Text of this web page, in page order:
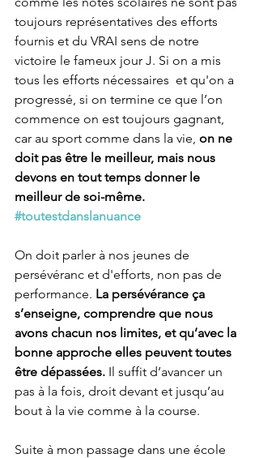
toujours représentatives des efforts
fournis et du VRAI sens de notre
victoire le fameux jour J. Si on a mis
tous les efforts nécessaires  et qu'on a
progressé, si on termine ce que l’on
commence on est toujours gagnant,
car au sport comme dans la vie, on ne
doit pas être le meilleur, mais nous
devons en tout temps donner le
meilleur de soi-même.
#toutestdanslanuance
On doit parler à nos jeunes de
persévéranc et d'efforts, non pas de
performance. La persévérance ça
s’enseigne, comprendre que nous
avons chacun nos limites, et qu’avec la
bonne approche elles peuvent toutes
être dépassées. Il suffit d’avancer un
pas à la fois, droit devant et jusqu’au
bout à la vie comme à la course.
Suite à mon passage dans une école